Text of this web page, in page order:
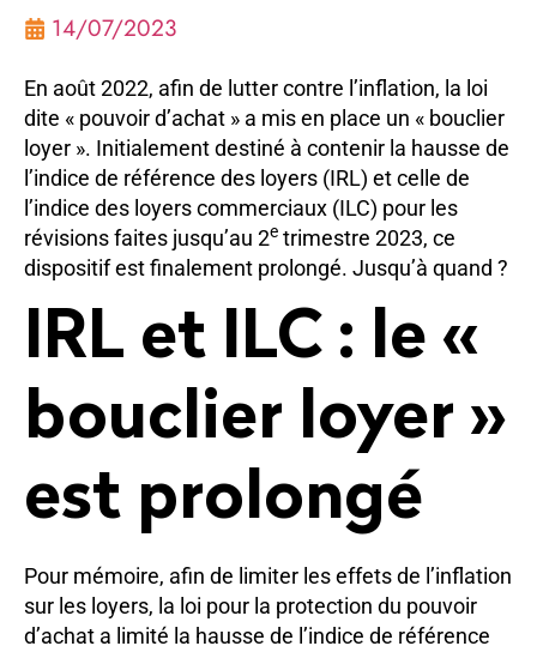
14/07/2023
En août 2022, afin de lutter contre l’inflation, la loi
dite « pouvoir d’achat » a mis en place un « bouclier
loyer ». Initialement destiné à contenir la hausse de
l’indice de référence des loyers (IRL) et celle de
l’indice des loyers commerciaux (ILC) pour les
révisions faites jusqu’au 2e trimestre 2023, ce
dispositif est finalement prolongé. Jusqu’à quand ?
IRL et ILC : le «
bouclier loyer »
est prolongé
Pour mémoire, afin de limiter les effets de l’inflation
sur les loyers, la loi pour la protection du pouvoir
d’achat a limité la hausse de l’indice de référence